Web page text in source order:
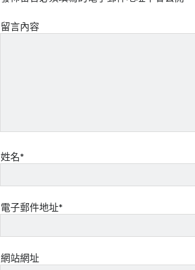
留言內容
姓名*
電子郵件地址*
網站網址